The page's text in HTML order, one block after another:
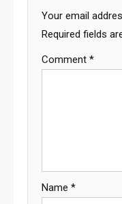
Your email
Required fields
Comment *
Name *